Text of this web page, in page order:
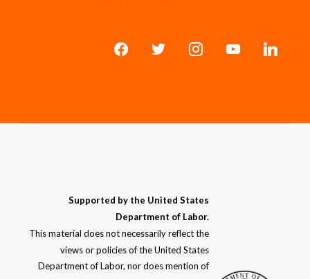
Supported by the United States
Department of Labor.
This material does not necessarily reflect the
views or policies of the United States
Department of Labor, nor does mention of